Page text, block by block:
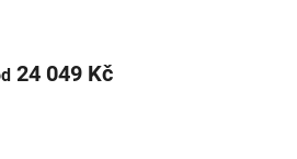
24 049 Kč